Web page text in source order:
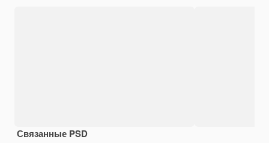
Связанные PSD